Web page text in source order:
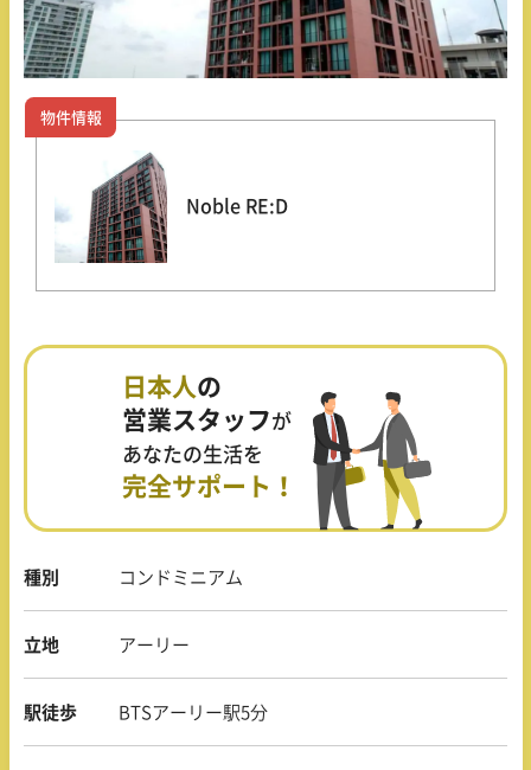
物件情報
Noble RE:D
種別 コンドミニアム
立地 アーリー
駅徒歩 BTSアーリー駅5分
日本人の
営業スタッフが
あなたの生活を
完全サポート！